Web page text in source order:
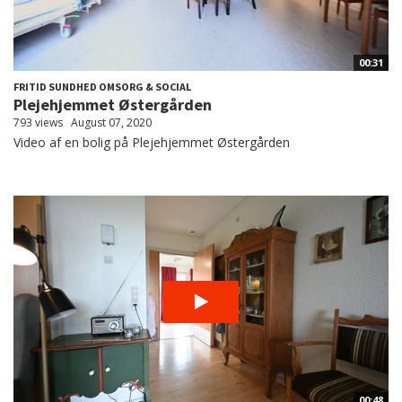
00:31
FRITID SUNDHED OMSORG & SOCIAL
Plejehjemmet Østergården
793 views August 07, 2020
Video af en bolig på Plejehjemmet Østergården